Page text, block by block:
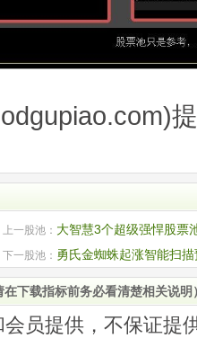
上一股池： 大智慧3个超级强悍股票
价值5号新版全集
下一股池： 勇氏金蜘蛛起涨智能扫
下载指标前务必看清楚相关说明
员提供，不保证提